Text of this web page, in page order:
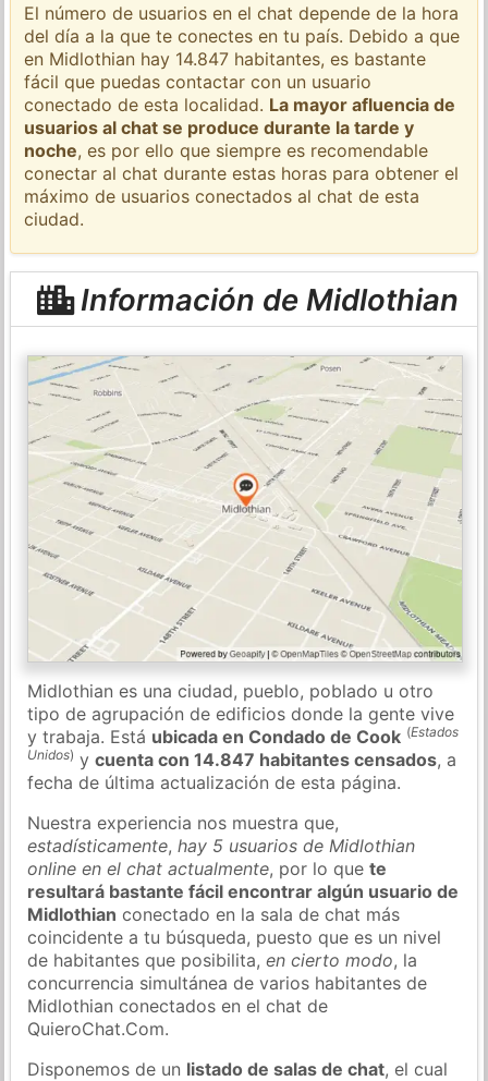
El número de usuarios en el chat depende de la hora
del día a la que te conectes en tu país. Debido a que
en Midlothian hay 14.847 habitantes, es bastante
fácil que puedas contactar con un usuario
conectado de esta localidad. La mayor afluencia de
usuarios al chat se produce durante la tarde y
noche, es por ello que siempre es recomendable
conectar al chat durante estas horas para obtener el
máximo de usuarios conectados al chat de esta
ciudad.
Información de Midlothian
Midlothian es una ciudad, pueblo, poblado u otro
tipo de agrupación de edificios donde la gente vive
y trabaja. Está ubicada en Condado de Cook (Estados
Unidos) ycuenta con 14.847 habitantes censados, a
fecha de última actualización de esta página.
Nuestra experiencia nos muestra que,
estadísticamente,hay 5 usuarios de Midlothian
online en el chat actualmente, por lo quete
resultará bastante fácil encontrar algún usuario de
Midlothian conectado en la sala de chat más
coincidente a tu búsqueda, puesto que es un nivel
de habitantes que posibilita,en cierto modo, la
concurrencia simultánea de varios habitantes de
Midlothian conectados en el chat de
QuieroChat.Com.
Disponemos de un listado de salas de chat, el cual